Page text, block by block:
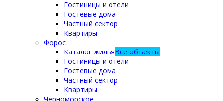
Гостиницы и отели
Гостевые дома
Частный сектор
Квартиры
Форос
Каталог жильяВсе объекты
Гостиницы и отели
Гостевые дома
Частный сектор
Квартиры
Черноморское